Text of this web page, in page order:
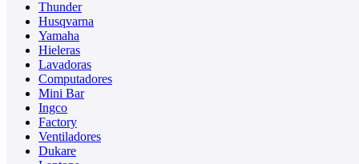
Thunder
Husqvarna
Yamaha
Hieleras
Lavadoras
Computadores
Mini Bar
Ingco
Factory
Ventiladores
Dukare